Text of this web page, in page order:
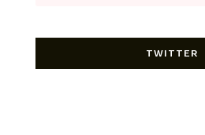
TWITTER